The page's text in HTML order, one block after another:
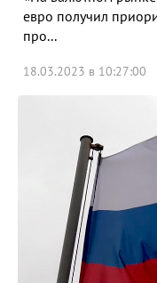
евро получил
про...
18.03.2023 в 10:27:00